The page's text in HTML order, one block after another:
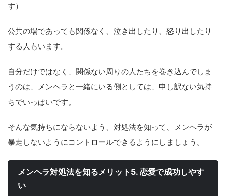
す）
公共の場であっても関係なく、泣き出したり、怒り出したり
する人もいます。
自分だけではなく、関係ない周りの人たちを巻き込んでしま
うのは、メンヘラと一緒にいる側としては、申し訳ない気持
ちでいっぱいです。
そんな気持ちにならないよう、対処法を知って、メンヘラが
暴走しないようにコントロールできるようにしましょう。
メンヘラ対処法を知るメリット5. 恋愛で成功しやす
い